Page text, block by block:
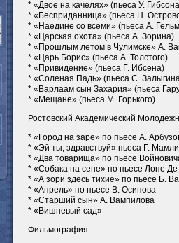
* «Двое на качелях» (пьеса У.
* «Бесприданница» (пьеса Н.
* «Наедине со всеми» (пьеса А.
* «Царская охота» (пьеса А. Зорина)
* «Прошлым летом в Чулимске» А.
* «Царь Борис» (пьеса А. Толстого)
* «Привидение» (пьеса Г. Ибсена)
* «Соленая Падь» (пьеса С.
* «Варлаам сын Захария» (пьеса
* «Мещане» (пьеса М. Горького)
Ростовский Академический
* «Город на заре» по пьесе А.
* «Эй ты, здравствуй» пьеса Г.
* «Два товарища» по пьесе
* «Собака на сене» по пьесе Лопе Де
* «А зори здесь тихие» по пьесе Б.
* «Апрель» по пьесе В. Осипова
* «Старший сын» А. Вампилова
* «Вишневый сад»
Фильмография